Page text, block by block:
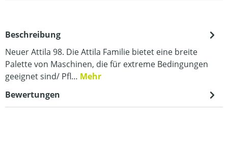
Beschreibung
Neuer Attila 98. Die Attila Familie bietet eine breite
Palette von Maschinen, die für extreme Bedingungen
geeignet sind/ Pfl… Mehr
Bewertungen